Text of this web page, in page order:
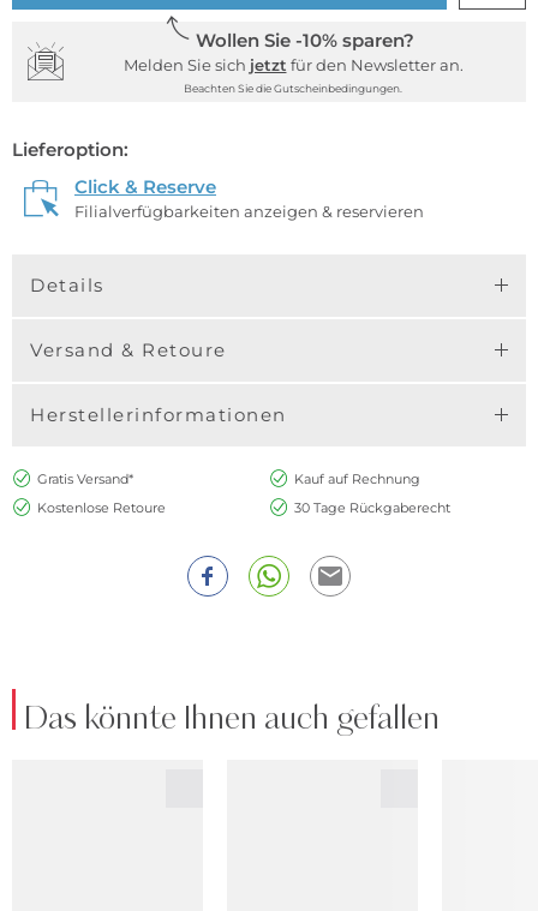
Wollen Sie -10% sparen?
Melden Sie sich jetzt für den Newsletter an.
Beachten Sie die Gutscheinbedingungen.
Lieferoption:
Click & Reserve
Filialverfügbarkeiten anzeigen & reservieren
Details
Versand & Retoure
Herstellerinformationen
Gratis Versand*
Kauf auf Rechnung
Kostenlose Retoure
30 Tage Rückgaberecht
Das könnte Ihnen auch gefallen